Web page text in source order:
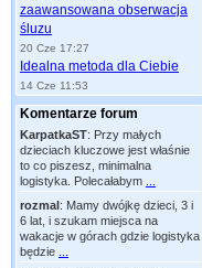
zaawansowana obserwacja
śluzu
20 Cze 17:27
Idealna metoda dla Ciebie
14 Cze 11:53
Komentarze forum
KarpatkaST: Przy małych
dzieciach kluczowe jest właśnie
to co piszesz, minimalna
logistyka. Polecałabym
rozmal: Mamy dwójkę dzieci, 3 i
6 lat, i szukam miejsca na
wakacje w górach gdzie logistyka
będzie